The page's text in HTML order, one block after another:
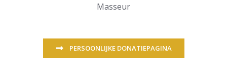
Masseur
PERSOONLIJKE DONATIEPAGINA